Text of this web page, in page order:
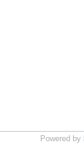
Powered by